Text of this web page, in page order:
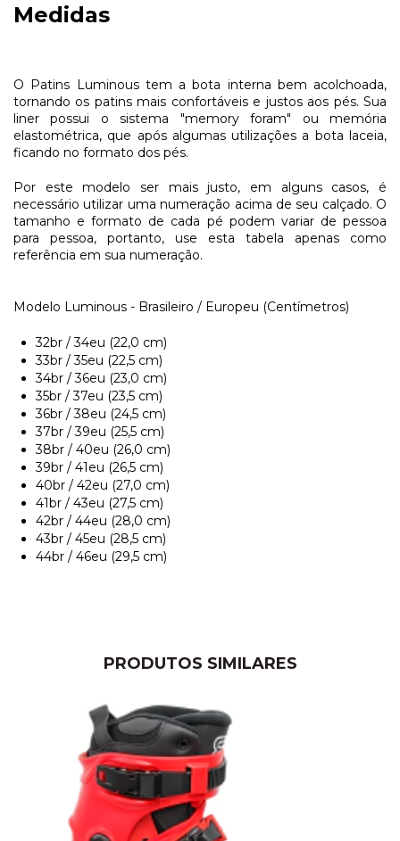
Medidas
O Patins Luminous tem a bota interna bem acolchoada,
tornando os patins mais confortáveis e justos aos pés. Sua
liner possui o sistema "memory foram" ou memória
elastométrica, que após algumas utilizações a bota laceia,
ficando no formato dos pés.
Por este modelo ser mais justo, em alguns casos, é
necessário utilizar uma numeração acima de seu calçado. O
tamanho e formato de cada pé podem variar de pessoa
para pessoa, portanto, use esta tabela apenas como
referência em sua numeração.
Modelo Luminous - Brasileiro / Europeu (Centímetros)
32br / 34eu (22,0 cm)
33br / 35eu (22,5 cm)
34br / 36eu (23,0 cm)
35br / 37eu (23,5 cm)
36br / 38eu (24,5 cm)
37br / 39eu (25,5 cm)
38br / 40eu (26,0 cm)
39br / 41eu (26,5 cm)
40br / 42eu (27,0 cm)
41br / 43eu (27,5 cm)
42br / 44eu (28,0 cm)
43br / 45eu (28,5 cm)
44br / 46eu (29,5 cm)
PRODUTOS SIMILARES